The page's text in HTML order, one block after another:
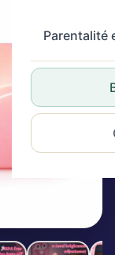
Parentalité